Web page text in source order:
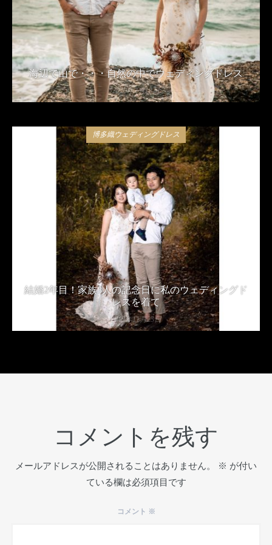
海辺で山で・・・自然の中でウェディングドレス
2020年2月13日
博多織ウェディングドレス
結婚2年目！家族3人の記念日に私のウェディングド
レスを着て
2019年11月23日
コメントを残す
メールアドレスが公開されることはありません。 ※ が付い
ている欄は必須項目です
コメント ※